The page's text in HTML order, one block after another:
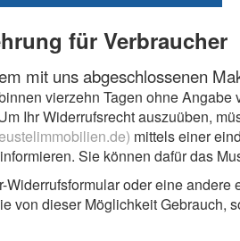
für Verbraucher
mit uns abgeschlossenen
vierzehn Tagen ohne
Ihr Widerrufsrecht auszuüben,
) mittels einer
Sie können dafür das
Widerrufsformular oder eine
von dieser Möglichkeit